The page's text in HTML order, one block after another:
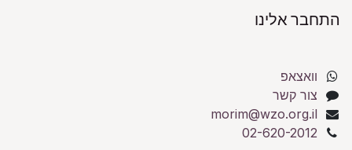
התחבר אלינו
וואצאפ
צור קשר
morim@wzo.org.il
02-620-2012